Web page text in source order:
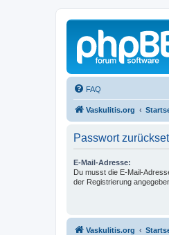
FAQ
Vaskulitis.org
Passwort
E-Mail-Adresse:
Du musst die E-Mail-
der Registrierung
Vaskulitis.org